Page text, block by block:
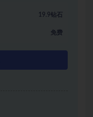
19.9钻石
免费